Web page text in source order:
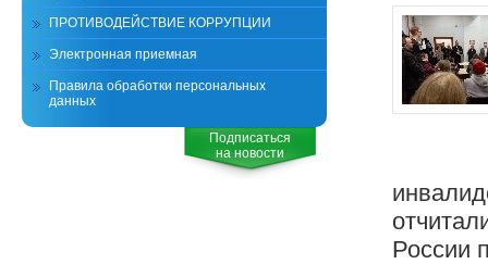
России
ПРОТИВОДЕЙСТВИЕ КОРРУПЦИИ
Электронная приемная
Правила обработки персональных
данных
Подписаться
на новости